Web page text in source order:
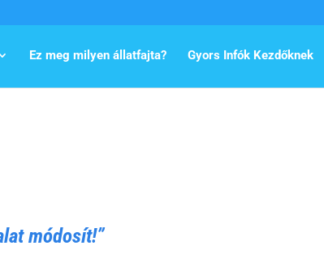
Ez meg milyen állatfajta? Gyors Infók Kezdőknek
módosít!”